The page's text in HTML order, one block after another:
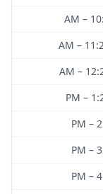
–
–
–
–
–
–
–